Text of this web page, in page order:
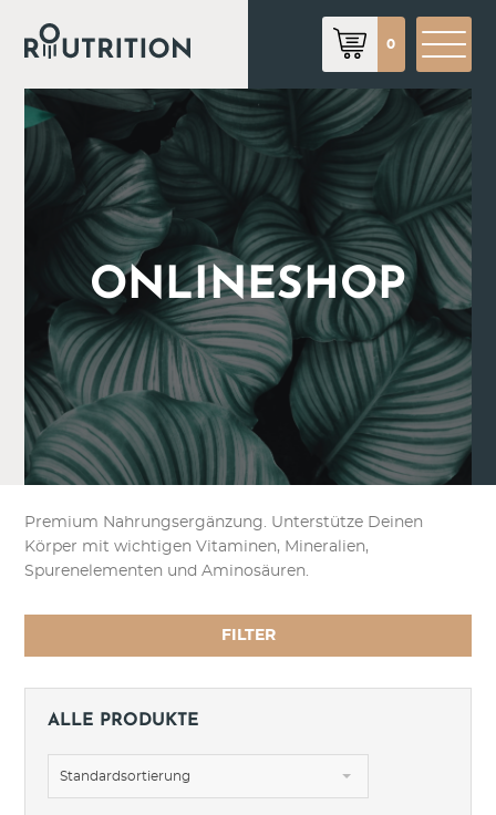
0
ONLINESHOP
Premium Nahrungsergänzung. Unterstütze Deinen
Körper mit wichtigen Vitaminen, Mineralien,
Spurenelementen und Aminosäuren.
FILTER
ALLE PRODUKTE
Standardsortierung